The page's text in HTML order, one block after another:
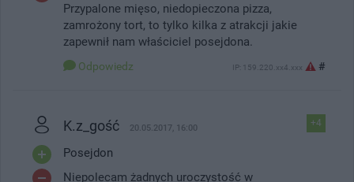
Przypalone mięso, niedopieczona pizza,
zamrożony tort, to tylko kilka z atrakcji jakie
zapewnił nam właściciel posejdona.
Odpowiedz IP: 159.220.xx4.xxx #
+4
K.z_gość 20.05.2017, 16:00
Posejdon
Niepolecam żadnych uroczystość w